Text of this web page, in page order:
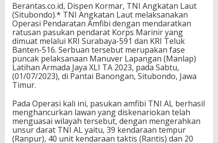
Berantas.co.id, Dispen Kormar, TNI Angkatan Laut
(Situbondo).* TNI Angkatan Laut melaksanakan
Operasi Pendaratan Amfibi dengan mendaratkan
ratusan pasukan pendarat Korps Marinir yang
dimuat melalui KRI Surabaya-591 dan KRI Teluk
Banten-516. Serbuan tersebut merupakan fase
puncak pelaksanaan Manuver Lapangan (Manlap)
Latihan Armada Jaya XLI TA 2023, pada Sabtu,
(01/07/2023), di Pantai Banongan, Situbondo, Jawa
Timur.
Pada Operasi kali ini, pasukan amfibi TNI AL berhasil
menghancurkan lawan yang diskenariokan telah
menguasai wilayah tersebut, dengan mengerahkan
unsur darat TNI AL yaitu, 39 kendaraan tempur
(Ranpur), 40 unit kendaraan taktis (Rantis) dan 20